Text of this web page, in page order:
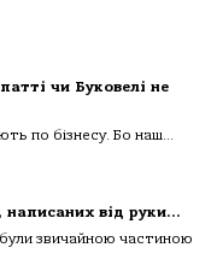
чи Буковелі не
по бізнесу. Бо наш...
написаних від руки…
звичайною частиною